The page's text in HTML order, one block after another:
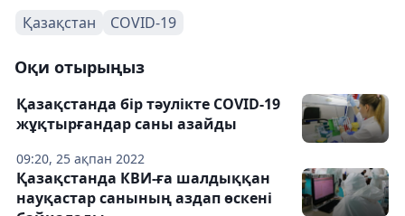
Қазақстан COVID-19
Оқи отырыңыз
09:20, 25 ақпан 2022
Қазақстанда бір тәулікте COVID-19
жұқтырғандар саны азайды
Қазақстанда КВИ-ға шалдыққан
науқастар санының аздап өскені